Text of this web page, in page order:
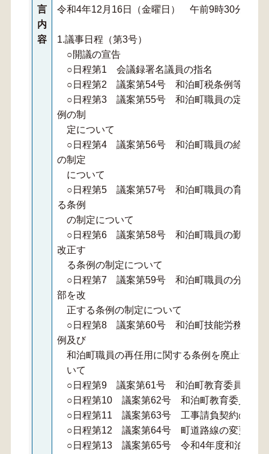
言
内
容
令和4年12月16日（金曜日） 午前9時30分開議
1.議事日程（第3号）
○開議の宣告
○日程第1 会議録署名議員の指名
○日程第2 議案第54号 和泊町税条例等の一部
○日程第3 議案第55号 和泊町職員の定年等に
例の制
定について
○日程第4 議案第56号 和泊町職員の給与に関
の制定
について
○日程第5 議案第57号 和泊町職員の育児休業
る条例
の制定について
○日程第6 議案第58号 和泊町職員の勤務時間
改正す
る条例の制定について
○日程第7 議案第59号 和泊町職員の分限の手
部を改
正する条例の制定について
○日程第8 議案第60号 和泊町技能労務職員の
例及び
和泊町職員の再任用に関する条例を廃止する
いて
○日程第9 議案第61号 和泊町教育委員会委
○日程第10 議案第62号 和泊町教育委員会委
○日程第11 議案第63号 工事請負契約の締結
○日程第12 議案第64号 町道路線の変更につ
○日程第13 議案第65号 令和4年度和泊町一